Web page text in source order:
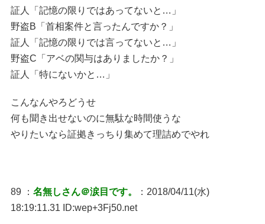
証人「記憶の限りではあってないと…」
野盗B「首相案件と言ったんですか？」
証人「記憶の限りでは言ってないと…」
野盗C「アベの関与はありましたか？」
証人「特にないかと…」
こんなんやろどうせ
何も聞き出せないのに無駄な時間使うな
やりたいなら証拠きっちり集めて理詰めでやれ
89 ： 名無しさん＠涙目です。
：2018/04/11(水)
18:19:11.31 ID:wep+3Fj50.net